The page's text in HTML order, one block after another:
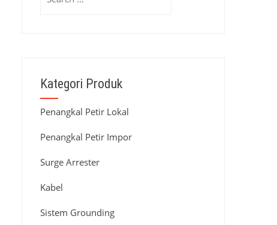
for:
Kategori Produk
Penangkal Petir Lokal
Penangkal Petir Impor
Surge Arrester
Kabel
Sistem Grounding